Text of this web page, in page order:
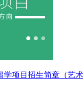
项目招生简章（艺术